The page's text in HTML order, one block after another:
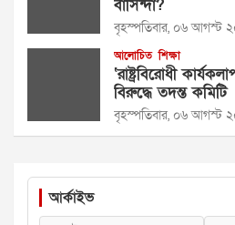
বাসিন্দা?
বৃহস্পতিবার, ০৬ আগস্ট
আলোচিত শিক্ষা
‘রাষ্ট্রবিরোধী
বিরুদ্ধে তদন্ত কমিটি
বৃহস্পতিবার, ০৬ আগস্ট
আর্কাইভ